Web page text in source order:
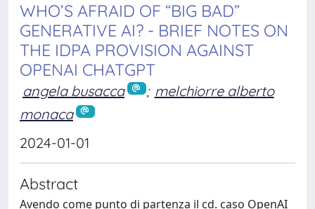
WHO’S AFRAID OF “BIG BAD”
GENERATIVE AI? - BRIEF NOTES ON
THE IDPA PROVISION AGAINST
OPENAI CHATGPT
angela busacca ; melchiorre alberto
monaca
2024-01-01
Abstract
Avendo come punto di partenza il cd. caso OpenAI